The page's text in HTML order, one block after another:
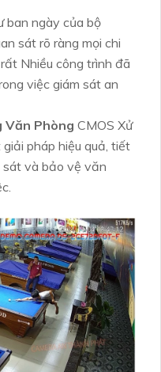
ban ngày của bộ
sát rõ ràng mọi chi
Nhiều công trình đã
việc giám sát an
Văn Phòng CMOS Xử
pháp hiệu quả, tiết
sát và bảo vệ văn